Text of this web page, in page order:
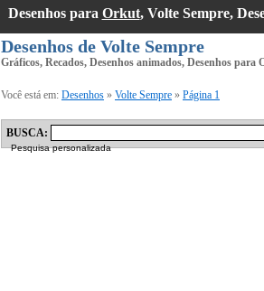
Desenhos para Orkut, Volte Sempre,
Desenhos de Volte Sempre
Gráficos, Recados, Desenhos animados, Desenhos
Você está em: Desenhos » Volte Sempre » Página 1
BUSCA:
Pesquisa personalizada